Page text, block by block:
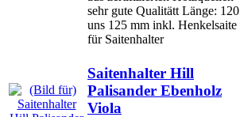
sehr gute Qualitätt Länge: 120
uns 125 mm inkl. Henkelsaite
für Saitenhalter
Saitenhalter Hill
Palisander Ebenholz
Viola